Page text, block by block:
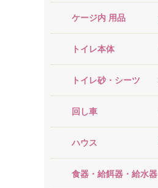
ケージ内 用品
トイレ本体
トイレ砂・シーツ
回し車
ハウス
食器・給餌器・給水器